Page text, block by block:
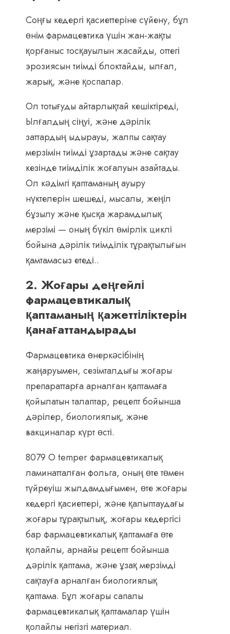
Соңғы кедергі қасиеттеріне сүйену, бұл
өнім фармацевтика үшін жан-жақты
қорғаныс тосқауылын жасайды, оттегі
эрозиясын тиімді блоктайды, ылғал,
жарық, және қоспалар.
Ол тотығуды айтарлықтай кешіктіреді,
Ылғалдың сіңуі, және дәрілік
заттардың ыдырауы, жалпы сақтау
мерзімін тиімді ұзартады және сақтау
кезінде тиімділік жоғалуын азайтады.
Ол кәдімгі қаптаманың ауыру
нүктелерін шешеді, мысалы, жеңіл
бұзылу және қысқа жарамдылық
мерзімі — оның бүкіл өмірлік циклі
бойына дәрілік тиімділік тұрақтылығын
қамтамасыз етеді..
2. Жоғары деңгейлі
фармацевтикалық
қаптаманың қажеттіліктерін
қанағаттандырады
Фармацевтика өнеркәсібінің
жаңаруымен, сезімталдығы жоғары
препараттарға арналған қаптамаға
қойылатын талаптар, рецепт бойынша
дәрілер, биологиялық, және
вакциналар күрт өсті.
8079 O temper фармацевтикалық
ламинатталған фольга, оның өте төмен
түйреуіш жылдамдығымен, өте жоғары
кедергі қасиеттері, және қалыптаудағы
жоғары тұрақтылық, жоғары кедергісі
бар фармацевтикалық қаптамаға өте
қолайлы, арнайы рецепт бойынша
дәрілік қаптама, және ұзақ мерзімді
сақтауға арналған биологиялық
қаптама. Бұл жоғары сапалы
фармацевтикалық қаптамалар үшін
қолайлы негізгі материал.